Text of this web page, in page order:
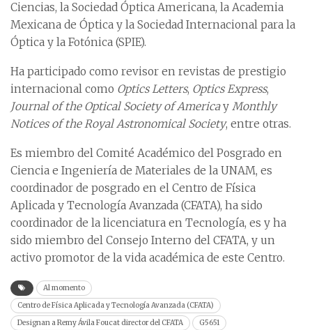
Ciencias, la Sociedad Óptica Americana, la Academia
Mexicana de Óptica y la Sociedad Internacional para la
Óptica y la Fotónica (SPIE).
Ha participado como revisor en revistas de prestigio
internacional como Optics Letters, Optics Express,
Journal of the Optical Society of Americay Monthly
Notices of the Royal Astronomical Society, entre otras.
Es miembro del Comité Académico del Posgrado en
Ciencia e Ingeniería de Materiales de la UNAM, es
coordinador de posgrado en el Centro de Física
Aplicada y Tecnología Avanzada (CFATA), ha sido
coordinador de la licenciatura en Tecnología, es y ha
sido miembro del Consejo Interno del CFATA, y un
activo promotor de la vida académica de este Centro.
Al momento
Centro de Física Aplicada y Tecnología Avanzada (CFATA)
Designan a Remy Ávila Foucat director del CFATA
G5651